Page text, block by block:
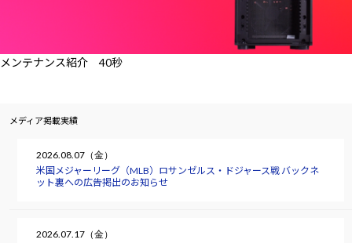
メンテナンス紹介 40秒
メディア掲載実績
2026.08.07（金）
米国メジャーリーグ（MLB）ロサンゼルス・ドジャース戦 バックネ
ット裏への広告掲出のお知らせ
2026.07.17（金）